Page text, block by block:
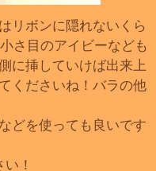
リボンに隠れないくら
さ目のアイビーなども
に挿していけば出来上
くださいね！バラの他
どを使っても良いです
！